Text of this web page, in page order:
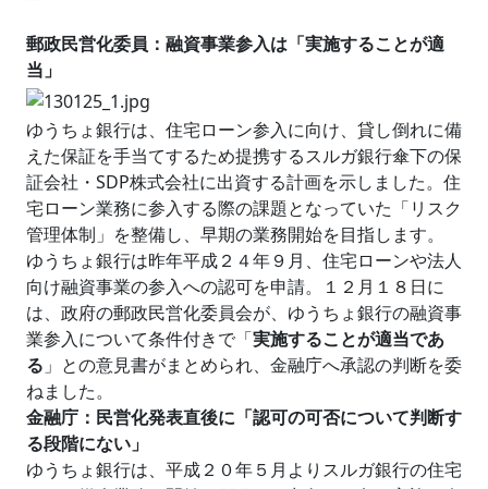
郵政民営化委員：融資事業参入は「実施することが適
当」
ゆうちょ銀行は、住宅ローン参入に向け、貸し倒れに備
えた保証を手当てするため提携するスルガ銀行傘下の保
証会社・SDP株式会社に出資する計画を示しました。住
宅ローン業務に参入する際の課題となっていた「リスク
管理体制」を整備し、早期の業務開始を目指します。
ゆうちょ銀行は昨年平成２４年９月、住宅ローンや法人
向け融資事業の参入への認可を申請。１２月１８日に
は、政府の郵政民営化委員会が、ゆうちょ銀行の融資事
業参入について条件付きで「実施することが適当であ
る」との意見書がまとめられ、金融庁へ承認の判断を委
ねました。
金融庁：民営化発表直後に「認可の可否について判断す
る段階にない」
ゆうちょ銀行は、平成２０年５月よりスルガ銀行の住宅